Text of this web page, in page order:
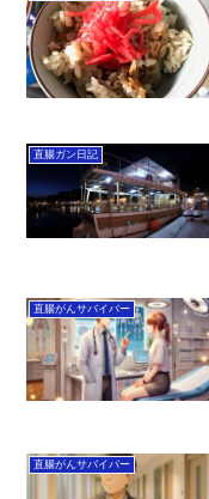
直腸ガン日記
直腸がんサバイバー
直腸がんサバイバー